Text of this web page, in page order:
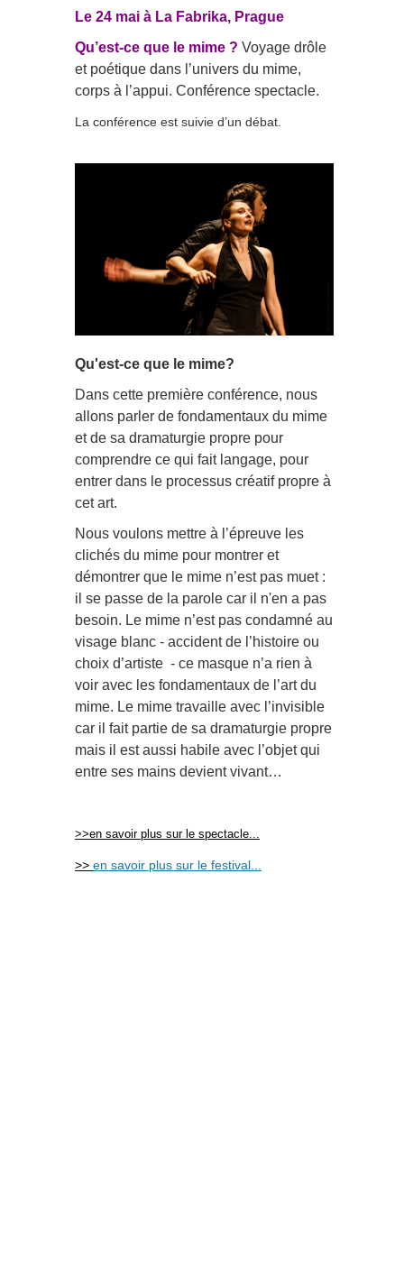
Le 24 mai à La Fabrika, Prague
Qu’est-ce que le mime ? Voyage drôle
et poétique dans l’univers du mime,
corps à l’appui. Conférence spectacle.
La conférence est suivie d’un débat.
Qu'est-ce que le mime?
Dans cette première conférence, nous
allons parler de fondamentaux du mime
et de sa dramaturgie propre pour
comprendre ce qui fait langage, pour
entrer dans le processus créatif propre à
cet art.
Nous voulons mettre à l’épreuve les
clichés du mime pour montrer et
démontrer que le mime n’est pas muet :
il se passe de la parole car il n'en a pas
besoin. Le mime n’est pas condamné au
visage blanc - accident de l’histoire ou
choix d’artiste - ce masque n’a rien à
voir avec les fondamentaux de l’art du
mime. Le mime travaille avec l’invisible
car il fait partie de sa dramaturgie propre
mais il est aussi habile avec l’objet qui
entre ses mains devient vivant…
>>en savoir plus sur le spectacle...
>> en savoir plus sur le festival...